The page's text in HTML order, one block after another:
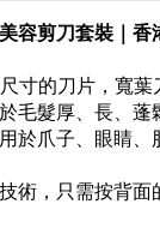
容剪刀套裝｜香
寸的刀片，寬
毛髮厚、長、蓬
於爪子、眼睛、
術，只需按背面